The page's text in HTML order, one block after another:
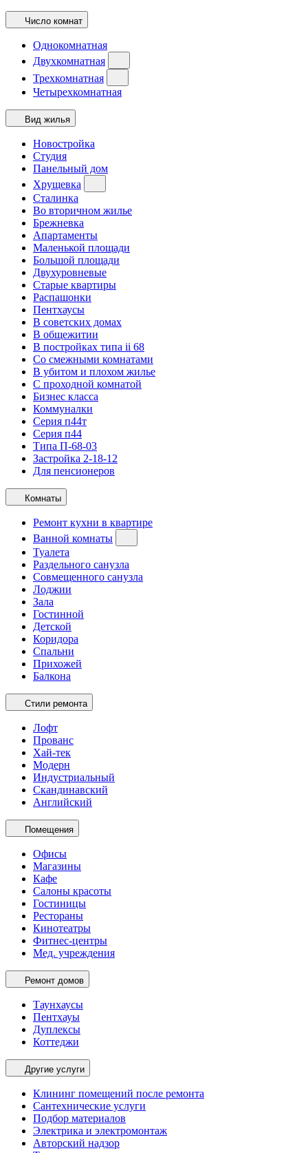
Число комнат
Однокомнатная
Двухкомнатная
Трехкомнатная
Четырехкомнатная
Вид жилья
Новостройка
Студия
Панельный дом
Хрущевка
Сталинка
Во вторичном жилье
Брежневка
Апартаменты
Маленькой площади
Большой площади
Двухуровневые
Старые квартиры
Распашонки
Пентхаусы
В советских домах
В общежитии
В постройках типа ii 68
Со смежными комнатами
В убитом и плохом жилье
С проходной комнатой
Бизнес класса
Коммуналки
Серия п44т
Серия п44
Типа П-68-03
Застройка 2-18-12
Для пенсионеров
Комнаты
Ремонт кухни в квартире
Ванной комнаты
Туалета
Раздельного санузла
Совмещенного санузла
Лоджии
Зала
Гостинной
Детской
Коридора
Спальни
Прихожей
Балкона
Стили ремонта
Лофт
Прованс
Хай-тек
Модерн
Индустриальный
Скандинавский
Английский
Помещения
Офисы
Магазины
Кафе
Салоны красоты
Гостиницы
Рестораны
Кинотеатры
Фитнес-центры
Мед. учреждения
Ремонт домов
Таунхаусы
Пентхауы
Дуплексы
Коттеджи
Другие услуги
Клининг помещений после ремонта
Сантехнические услуги
Подбор материалов
Электрика и электромонтаж
Авторский надзор